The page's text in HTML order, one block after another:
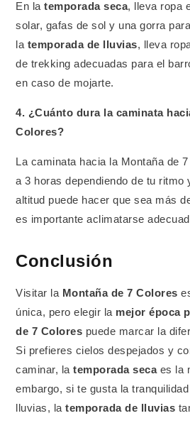
En latemporada seca, lleva ropa
solar, gafas de sol y una gorra
la temporada de lluvias, lleva
de trekking adecuadas para el
en caso de mojarte.
4. ¿Cuánto dura la caminata
Colores?
La caminata hacia la Montaña de
a 3 horas dependiendo de tu ritmo
altitud puede hacer que sea más
es importante aclimatarse
Conclusión
Visitar la Montaña de 7 Colores
única, pero elegir la mejor época
de 7 Colores puede marcar la
Si prefieres cielos despejados y
caminar, latemporada secaes la
embargo, si te gusta la
lluvias, latemporada de lluvias